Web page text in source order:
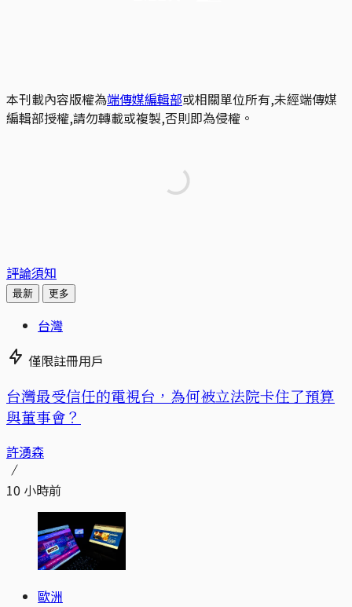
本刊載內容版權為端傳媒編輯部或相關單位所有,未經端傳媒
編輯部授權,請勿轉載或複製,否則即為侵權。
評論須知
最新 更多
台灣
僅限註冊用戶
台灣最受信任的電視台，為何被立法院卡住了預算
與董事會？
許湧森
10 小時前
歐洲